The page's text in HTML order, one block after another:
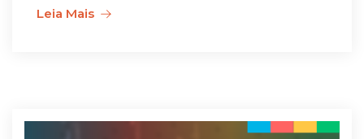
Leia Mais